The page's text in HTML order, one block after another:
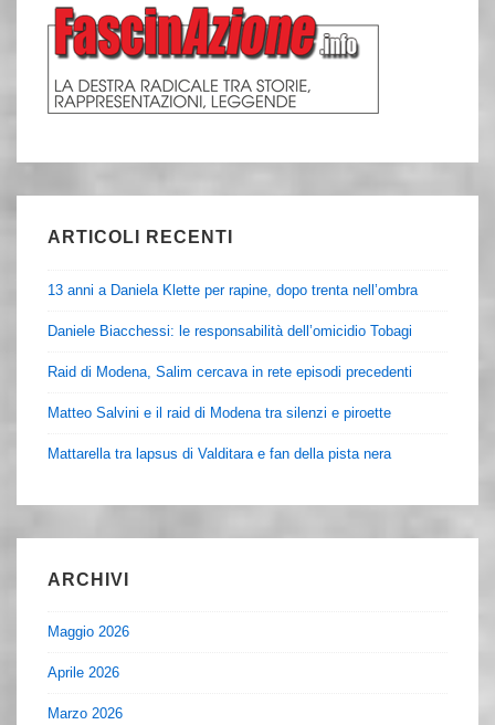
ARTICOLI RECENTI
13 anni a Daniela Klette per rapine, dopo trenta nell’ombra
Daniele Biacchessi: le responsabilità dell’omicidio Tobagi
Raid di Modena, Salim cercava in rete episodi precedenti
Matteo Salvini e il raid di Modena tra silenzi e piroette
Mattarella tra lapsus di Valditara e fan della pista nera
ARCHIVI
Maggio 2026
Aprile 2026
Marzo 2026